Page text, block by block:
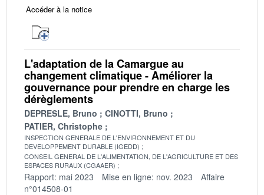
Accéder à la notice
L'adaptation de la Camargue au
changement climatique - Améliorer la
gouvernance pour prendre en charge les
dérèglements
DEPRESLE, Bruno
CINOTTI, Bruno
PATIER, Christophe
INSPECTION GENERALE DE L'ENVIRONNEMENT ET DU
DEVELOPPEMENT DURABLE (IGEDD)
CONSEIL GENERAL DE L'ALIMENTATION, DE L'AGRICULTURE ET DES
ESPACES RURAUX (CGAAER)
Rapport: mai 2023 Mise en ligne: nov. 2023
Affaire
n°014508-01